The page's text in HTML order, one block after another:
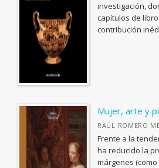
ANTOLOGÍAS (NO POÉTICAS)
APLICACIONES GRÁFICAS Y MULTIMEDIA
ARQUEOLOGÍA
ARQUITECTURA
ARTE Y DISEÑO INDUSTRIAL / COMERCIAL
ASTRONOMÍA, ESPACIO Y TIEMPO
BIBLIOTECAS Y CIENCIAS DE LA
BIOGRAFÍA: GENERAL
BIOLOGIA, CIENCIAS DE LA VIDA
COLECCIONES CIENTÍFICAS
Atenea
Estudios y Ensayos
Innovación Educativa
Studia Malacitana
Textos Mínimos
Fuera de Carta
investigación,
capítulos de
contribución
Mujer, arte y
RAÚL ROMERO
Frente a la
ha reducido la
márgenes